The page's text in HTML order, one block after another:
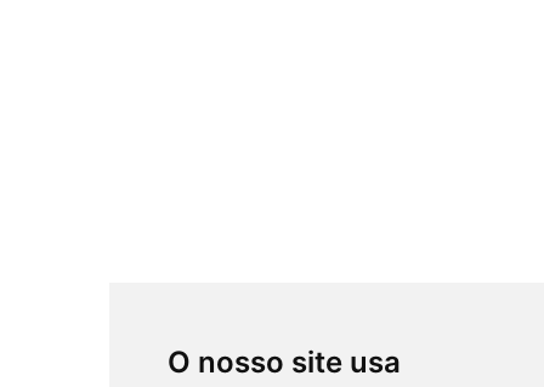
O nosso site usa